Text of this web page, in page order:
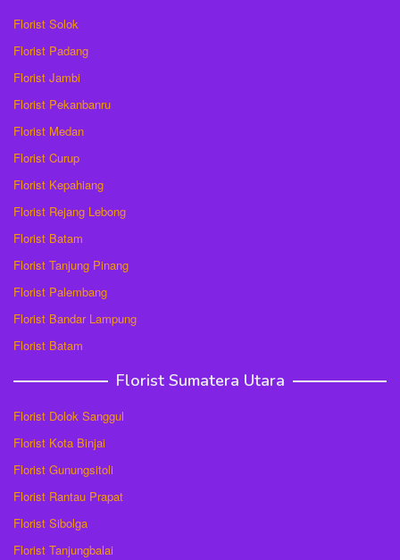
Florist Solok
Florist Padang
Florist Jambi
Florist Pekanbanru
Florist Medan
Florist Curup
Florist Kepahiang
Florist Rejang Lebong
Florist Batam
Florist Tanjung Pinang
Florist Palembang
Florist Bandar Lampung
Florist Batam
Florist Sumatera Utara
Florist Dolok Sanggul
Florist Kota Binjai
Florist Gunungsitoli
Florist Rantau Prapat
Florist Sibolga
Florist Tanjungbalai